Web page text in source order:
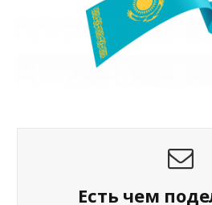
Есть чем